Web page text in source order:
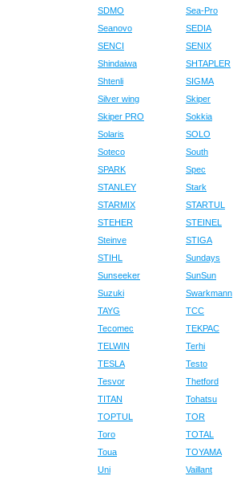
SDMO
Sea-Pro
Seanovo
SEDIA
SENCI
SENIX
Shindaiwa
SHTAPLER
Shtenli
SIGMA
Silver wing
Skiper
Skiper PRO
Sokkia
Solaris
SOLO
Soteco
South
SPARK
Spec
STANLEY
Stark
STARMIX
STARTUL
STEHER
STEINEL
Steinve
STIGA
STIHL
Sundays
Sunseeker
SunSun
Suzuki
Swarkmann
TAYG
TCC
Tecomec
TEKPAC
TELWIN
Terhi
TESLA
Testo
Tesvor
Thetford
TITAN
Tohatsu
TOPTUL
TOR
Toro
TOTAL
Toua
TOYAMA
Uni
Vaillant